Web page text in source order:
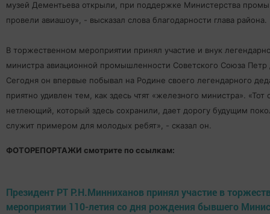
музей Дементьева открыли, при поддержке Министерства
провели авиашоу», - высказал слова благодарности глава района.
В торжественном мероприятии принял участие и внук
министра авиационной промышленности Советского Союза Петр
Сегодня он впервые побывал на Родине своего легендарного
приятно удивлен тем, как здесь чтят «железного министра». «Тот
нетлеющий, который здесь сохранили, дает дорогу будущим
служит примером для молодых ребят», - сказал он.
ФОТОРЕПОРТАЖИ смотрите по ссылкам:
Президент РТ Р.Н.Минниханов принял участие в
мероприятии 110-летия со дня рождения бывшего